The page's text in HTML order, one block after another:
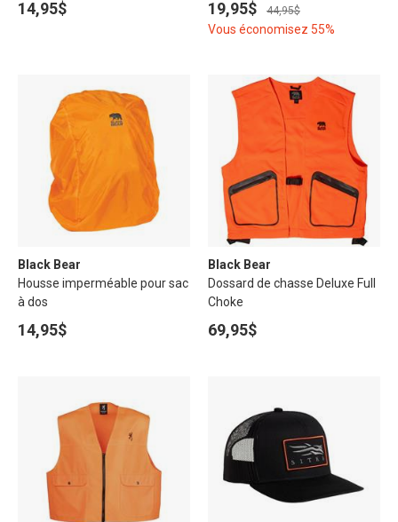
14,95$ 19,95$ 44,95$
Vous économisez 55%
Black Bear
Housse imperméable pour sac
à dos
14,95$
Black Bear
Dossard de chasse Deluxe Full
Choke
69,95$